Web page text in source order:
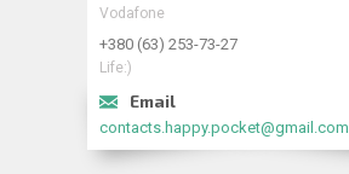
Vodafone
+380 (63) 253-73-27
Life:)
contacts.happy.pocket@gmail.com